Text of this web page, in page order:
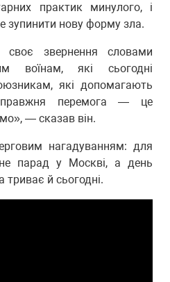
практик минулого, і
зупинити нову форму зла.
своє звернення словами
воїнам, які сьогодні
які допомагають
перемога — це
— сказав він.
нагадуванням: для
парад у Москві, а день
триває й сьогодні.